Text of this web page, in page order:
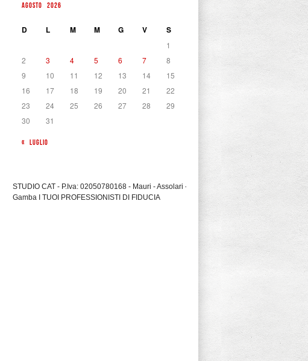
AGOSTO 2026
D L M M G V S
« LUGLIO
1
2
3 4 5 6 7
8
9
10 11 12 13 14
15
16
17 18 19 20 21
22
23
24 25 26 27 28
29
30
31
STUDIO CAT - P.Iva: 02050780168 - Mauri - Assolari -
Gamba I TUOI PROFESSIONISTI DI FIDUCIA